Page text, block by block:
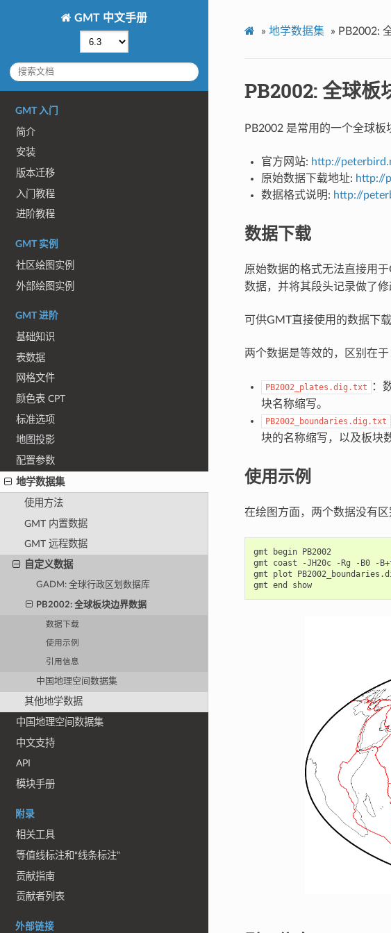
GMT 中文手册
GMT 入门
简介
安装
版本迁移
入门教程
进阶教程
GMT 实例
社区绘图实例
外部绘图实例
GMT 进阶
基础知识
表数据
网格文件
颜色表 CPT
标准选项
地图投影
配置参数
地学数据集
使用方法
GMT 内置数据
GMT 远程数据
自定义数据
GADM: 全球行政区划数据库
PB2002: 全球板块边界数据
数据下载
使用示例
引用信息
中国地理空间数据集
其他地学数据
中国地理空间数据集
中文支持
API
模块手册
附录
相关工具
等值线标注和“线条标注”
贡献指南
贡献者列表
外部链接
» 地学数据集 » PB2002:
PB2002: 全球板
PB2002 是常用的一个全球
官方网站: http://
原始数据下载地址: http://
数据格式说明: http://
数据下载
原始数据的格式无法直接用
数据，并将其段头记录做了修
可供GMT直接使用的数据下载
两个数据是等效的，区别在于
PB2002_plates.dig.txt
：
块名称缩写。
PB2002_boundaries.dig.txt
块的名称缩写，以及板块
使用示例
在绘图方面，两个数据没有区
gmt begin PB2002
gmt coast -JH20c -Rg -B0 -
gmt plot
gmt end show